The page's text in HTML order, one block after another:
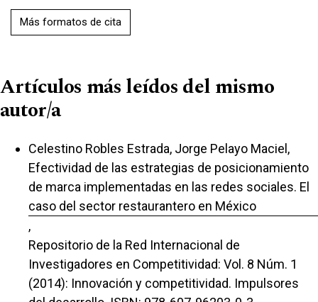
Más formatos de cita
Artículos más leídos del mismo
autor/a
Celestino Robles Estrada, Jorge Pelayo Maciel,
Efectividad de las estrategias de posicionamiento
de marca implementadas en las redes sociales. El
caso del sector restaurantero en México
,
Repositorio de la Red Internacional de
Investigadores en Competitividad: Vol. 8 Núm. 1
(2014): Innovación y competitividad. Impulsores